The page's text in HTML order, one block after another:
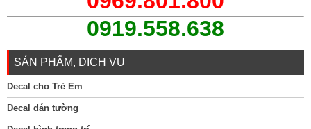
0919.558.638
SẢN PHẨM, DỊCH VỤ
Decal cho Trẻ Em
Decal dán tường